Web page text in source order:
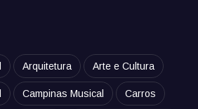
Arquitetura Arte e Cultura
Campinas Musical Carros